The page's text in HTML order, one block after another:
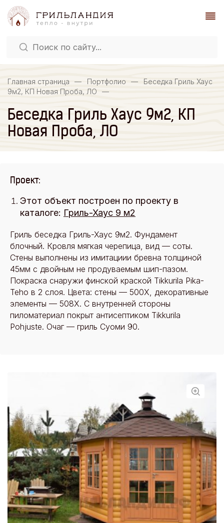
Главная страница — Портфолио —
Беседка Гриль Хаус
9м2, КП Новая Проба, ЛО
—
Беседка Гриль Хаус 9м2, КП
Новая Проба, ЛО
Проект:
Этот объект построен по проекту в
каталоге: Гриль-Хаус 9 м2
Гриль беседка Гриль-Хаус 9м2. Фундамент
блочный. Кровля мягкая черепица, вид — соты.
Стены выполнены из имитациии бревна толщиной
45мм с двойным не продуваемым шип-пазом.
Покраска снаружи финской краской Tikkurila Pika-
Teho в 2 слоя. Цвета: стены — 500Х, декоративные
элементы — 508Х. С внутренней стороны
пиломатериал покрыт антисептиком Tikkurila
Pohjuste. Очаг — гриль Суоми 90.